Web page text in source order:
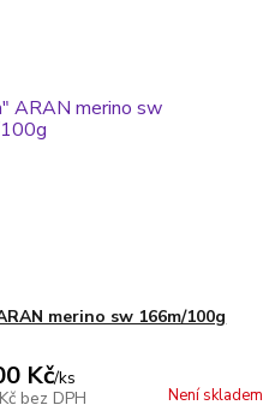
merino sw 166m/100g
Kč/ks
bez DPH Není skladem